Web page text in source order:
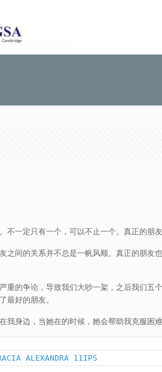
不一定只有一个，可以不止一个。真正的朋
之间的关系并不总是一帆风顺。真正的朋
重的争论，导致我们大吵一架，之后我们
最好的朋友。
我身边，当她在的时候，她会帮助我克服困
KEYZA GRACIA ALEXANDRA 11IPS